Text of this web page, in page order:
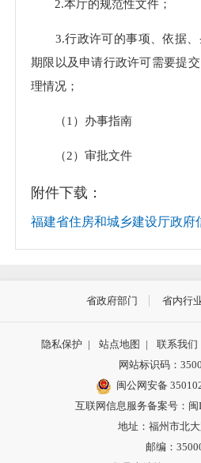
2.本厅的规范性文件；
3.行政许可的事项、依据、
期限以及申请行政许可需要提
理情况；
（1）办事指南
（2）审批文件
4.安全生产、应急管理
（1）安全生产
（3）应对情况
6.工作动态；
7.其他应主动公开的政府信
附件下载：
福建省住房和城乡建设厅政府
省政府部门 省内行
隐私保护 | 站点地图 | 联系我们
网站标识码：
闽公网安备
互联网信息服务备案号：闽
地址：福州市北
邮编：